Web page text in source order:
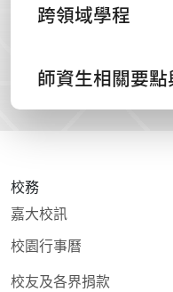
跨領域學程
師資生相關要
校務
嘉大校訊
校園行事曆
校友及各界捐款